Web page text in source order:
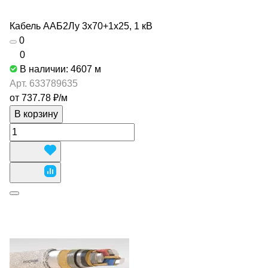
Кабель ААБ2Лу 3х70+1х25, 1 кВ
0
0
В наличии: 4607 м
Арт. 633789635
от 737.78 ₽/м
В корзину